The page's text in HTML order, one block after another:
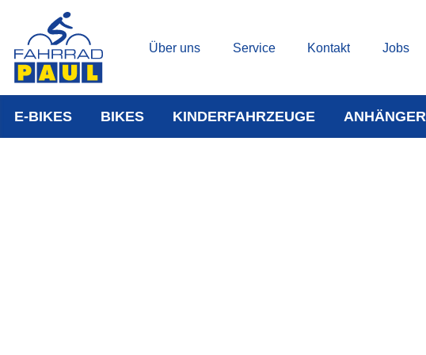
Über uns Service Kontakt Jobs
E-BIKES BIKES KINDERFAHRZEUGE ANHÄNGER